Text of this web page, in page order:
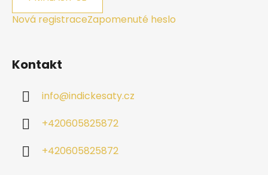
Nová registraceZapomenuté heslo
Kontakt
info@indickesaty.cz
+420605825872
+420605825872